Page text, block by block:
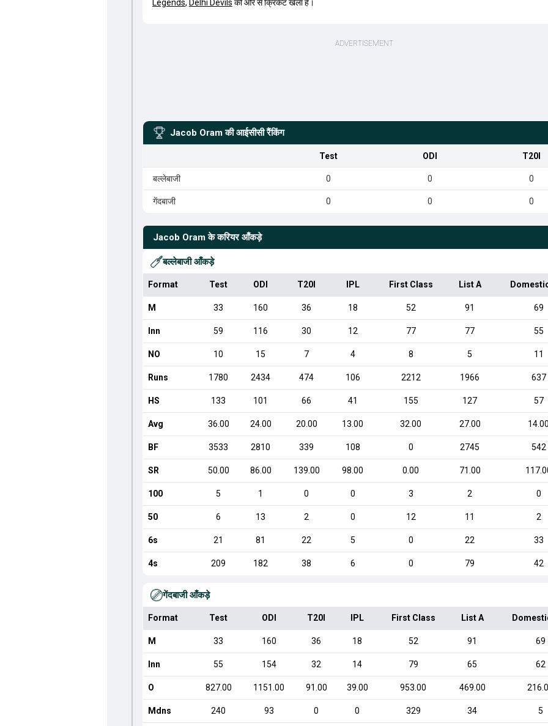
Legends, Delhi Devils की ओर से क्रिकेट खेला है।
Jacob Oram की आईसीसी रैंकिंग
Test ODI T20I
बल्लेबाजी 0 0 0
गेंदबाजी 0 0 0
Jacob Oram के करियर आँकड़े
बल्लेबाजी आँकड़े
Format Test ODI T20I IPL First Class List A
M 33 160 36 18 52 91 69
Inn 59 116 30 12 77 77 55
NO 10 15 7 4 8 5 11
Runs 1780 2434 474 106 2212 1966 637
HS 133 101 66 41 155 127 57
Avg 36.00 24.00 20.00 13.00 32.00 27.00 14.00
BF 3533 2810 339 108 0 2745 542
SR 50.00 86.00 139.00 98.00 0.00 71.00
100 5 1 0 0 3 2 0
50 6 13 2 0 12 11 2
6s 21 81 22 5 0 22 33
4s 209 182 38 6 0 79 42
गेंदबाजी आँकड़े
Format Test ODI T20I IPL First Class List A
M 33 160 36 18 52 91 69
Inn 55 154 32 14 79 65 62
O 827.00 1151.00 91.00 39.00 953.00 469.00
Mdns 240 93 0 0 329 34 5